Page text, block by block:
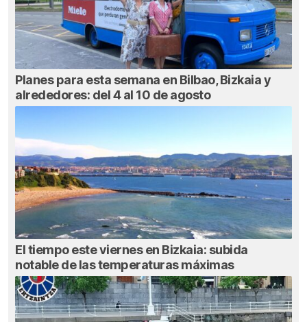
Planes para esta semana en Bilbao, Bizkaia y
alrededores: del 4 al 10 de agosto
El tiempo este viernes en Bizkaia: subida
notable de las temperaturas máximas